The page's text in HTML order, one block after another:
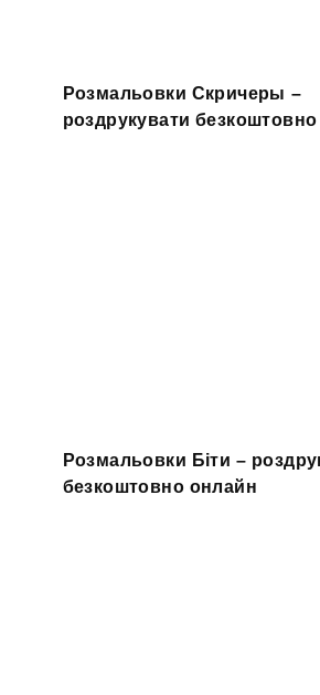
Розмальовки Скричеры –
роздрукувати
Розмальовки Біти –
безкоштовно онлайн